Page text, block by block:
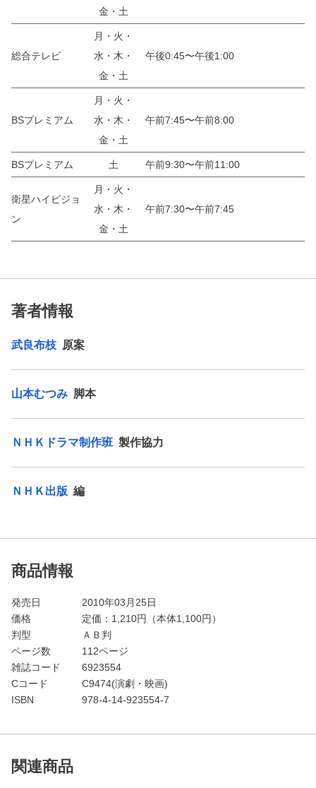
金・土
総合テレビ
月・火・
水・木・
金・土
午後0:45〜午後1:00
BSプレミアム
月・火・
水・木・
金・土
午前7:45〜午前8:00
BSプレミアム 土 午前9:30〜午前11:00
衛星ハイビジョ
ン
月・火・
水・木・
金・土
午前7:30〜午前7:45
著者情報
武良布枝 原案
山本むつみ 脚本
ＮＨＫドラマ制作班 製作協力
ＮＨＫ出版 編
商品情報
発売日
2010年03月25日
価格
定価： 1,210円（本体1,100円）
判型
ＡＢ判
ページ数
112ページ
雑誌コード
6923554
Cコード
C9474(演劇・映画)
ISBN
978-4-14-923554-7
関連商品